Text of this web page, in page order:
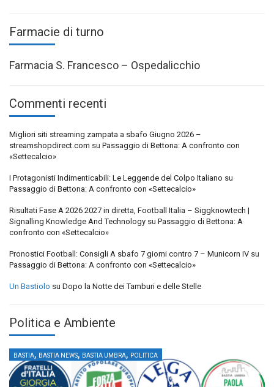
Farmacie di turno
Farmacia S. Francesco – Ospedalicchio
Commenti recenti
Migliori siti streaming zampata a sbafo Giugno 2026 –
streamshopdirect.com su Passaggio di Bettona: A confronto con
«Settecalcio»
I Protagonisti Indimenticabili: Le Leggende del Colpo Italiano su
Passaggio di Bettona: A confronto con «Settecalcio»
Risultati Fase A 2026 2027 in diretta, Football Italia – Siggknowtech |
Signalling Knowledge And Technology su Passaggio di Bettona: A
confronto con «Settecalcio»
Pronostici Football: Consigli A sbafo 7 giorni contro 7 – Municorn IV su
Passaggio di Bettona: A confronto con «Settecalcio»
Un Bastiolo su Dopo la Notte dei Tamburi e delle Stelle
Politica e Ambiente
BASTIA, BASTIA NEWS, BASTIA UMBRA, POLITICA